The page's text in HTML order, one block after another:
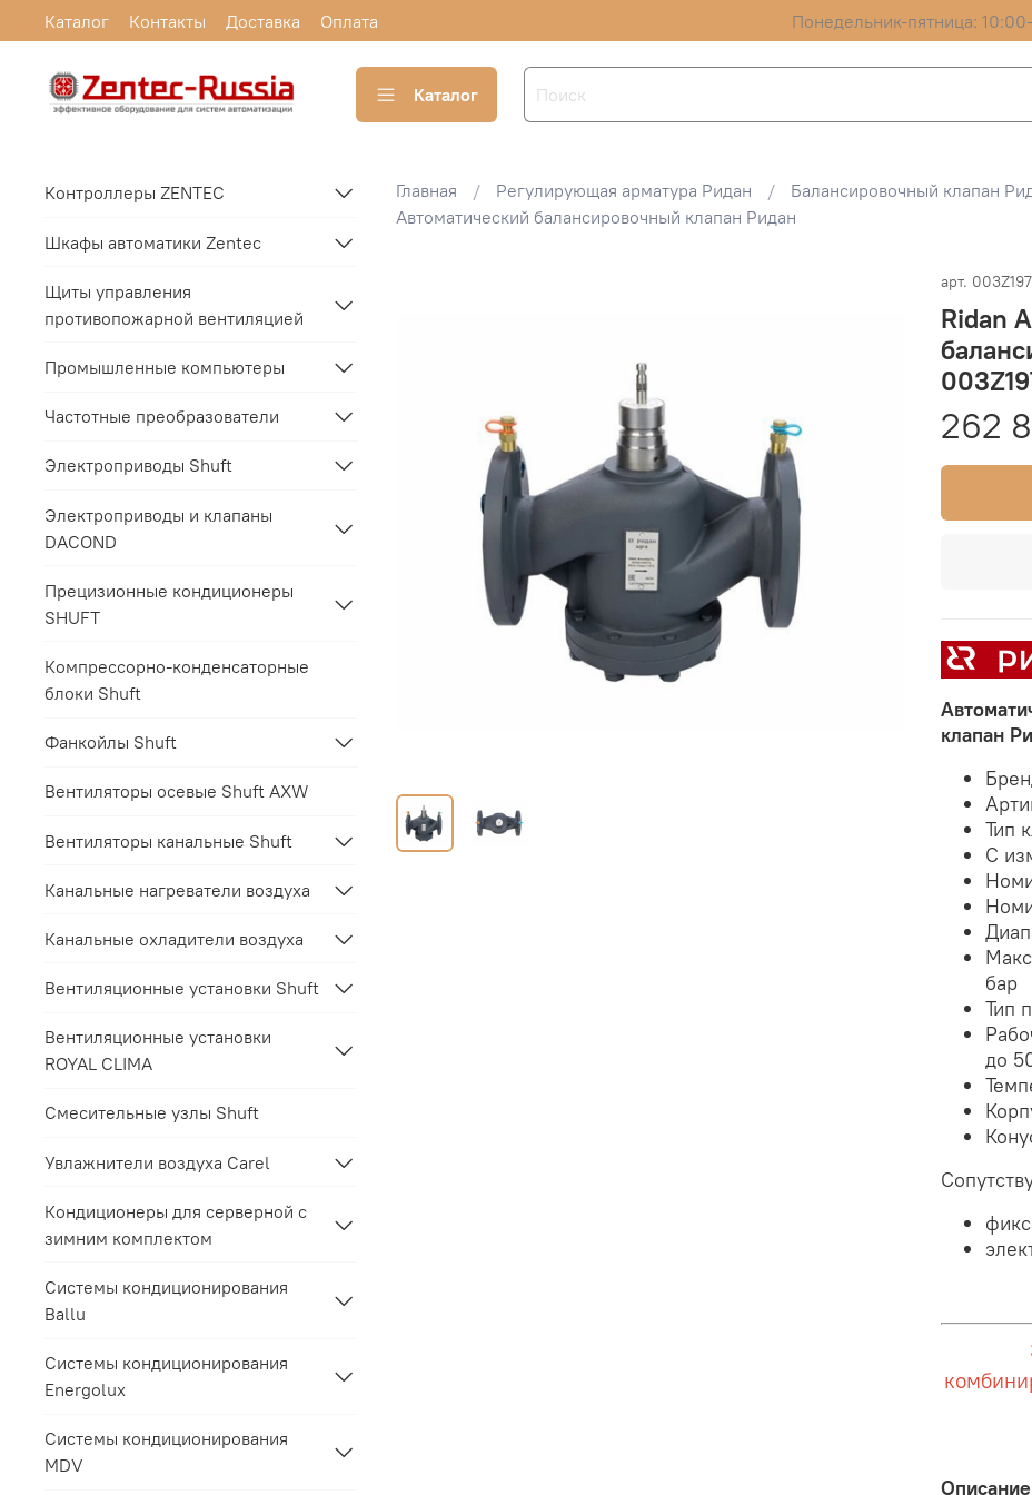
Каталог Контакты Доставка Оплата Понедельник-пятница:
Каталог
Главная Регулирующая арматура Ридан
Балансировочный клапан
Автоматический балансировочный клапан Ридан
арт.
Ridan
262
клапан
Тип
С
бар
Тип
до
Описание
Контроллеры ZENTEC
Шкафы автоматики Zentec
Щиты управления
противопожарной вентиляцией
Промышленные компьютеры
Частотные преобразователи
Электроприводы Shuft
Электроприводы и клапаны
DACOND
Прецизионные кондиционеры
SHUFT
Компрессорно-конденсаторные
блоки Shuft
Фанкойлы Shuft
Вентиляторы осевые Shuft AXW
Вентиляторы канальные Shuft
Канальные нагреватели воздуха
Канальные охладители воздуха
Вентиляционные установки Shuft
Вентиляционные установки
ROYAL CLIMA
Смесительные узлы Shuft
Увлажнители воздуха Carel
Кондиционеры для серверной с
зимним комплектом
Системы кондиционирования
Ballu
Системы кондиционирования
Energolux
Системы кондиционирования
MDV